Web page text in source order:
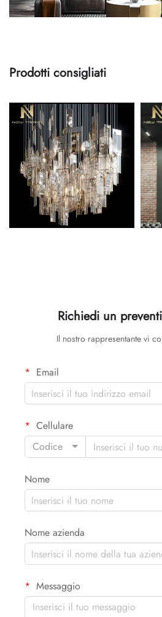
Prodotti consigliati
Richiedi un
Il nostro rappresentante vi
Email
Cellulare
Codice
Nome
Nome azienda
Messaggio